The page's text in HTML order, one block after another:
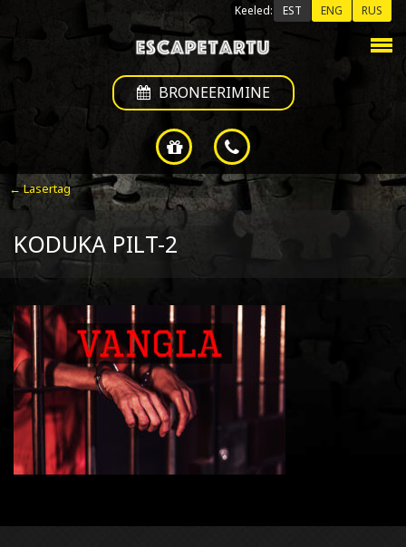
Keeled: EST ENG RUS
BRONEERIMINE
← Lasertag
KODUKA PILT-2